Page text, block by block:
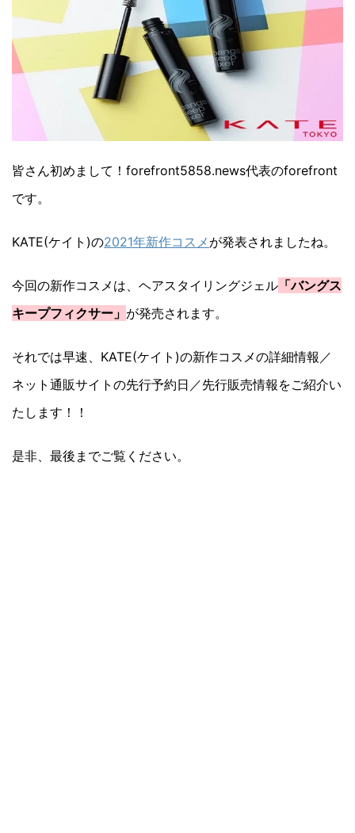
皆さん初めまして！forefront5858.news代表のforefront
です。
KATE(ケイト)の2021年新作コスメ が発表されましたね。
今回の新作コスメは、ヘアスタイリングジェル 「バングス
キープフィクサー」 が発売されます。
それでは早速、KATE(ケイト)の新作コスメの詳細情報／
ネット通販サイトの先行予約日／先行販売情報をご紹介い
たします！！
是非、最後までご覧ください。